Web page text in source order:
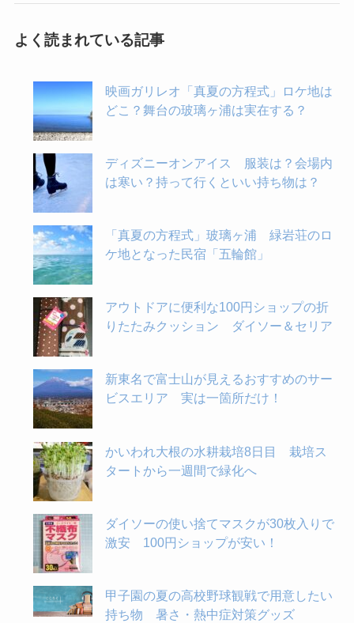
よく読まれている記事
映画ガリレオ「真夏の方程式」ロケ地は
どこ？舞台の玻璃ヶ浦は実在する？
ディズニーオンアイス 服装は？会場内
は寒い？持って行くといい持ち物は？
「真夏の方程式」玻璃ヶ浦 緑岩荘のロ
ケ地となった民宿「五輪館」
アウトドアに便利な100円ショップの折
りたたみクッション ダイソー＆セリア
新東名で富士山が見えるおすすめのサー
ビスエリア 実は一箇所だけ！
かいわれ大根の水耕栽培8日目 栽培ス
タートから一週間で緑化へ
ダイソーの使い捨てマスクが30枚入りで
激安 100円ショップが安い！
甲子園の夏の高校野球観戦で用意したい
持ち物 暑さ・熱中症対策グッズ